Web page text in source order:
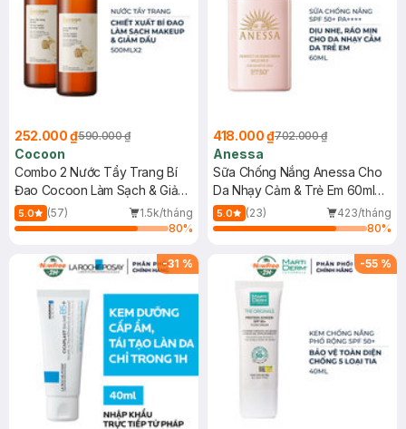
252.000 ₫590.000 ₫
Cocoon
Combo 2 Nước Tẩy Trang Bí
Đao Cocoon Làm Sạch & Giảm
Dầu 500ml
5.0 (57)
1.5k/tháng
80%
418.000 ₫702.000 ₫
Anessa
Sữa Chống Nắng Anessa Cho
Da Nhạy Cảm & Trẻ Em 60ml
(Mới)
5.0 (23)
423/tháng
80%
-31 % -55 %